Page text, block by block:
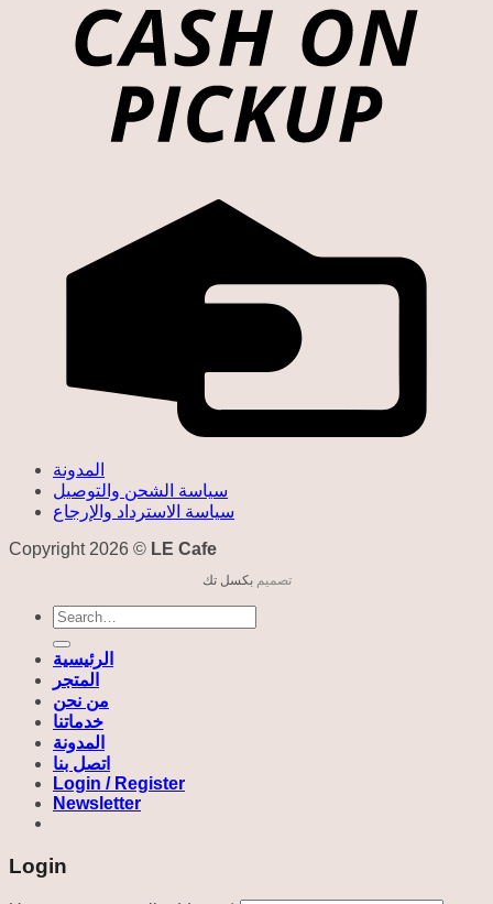
المدونة
سياسة الشحن والتوصيل
سياسة الاسترداد والإرجاع
Copyright 2026 © LE Cafe
تصميمبكسل تك
Search
for:
الرئيسية
المتجر
من نحن
خدماتنا
المدونة
اتصل بنا
Login / Register
Newsletter
Login